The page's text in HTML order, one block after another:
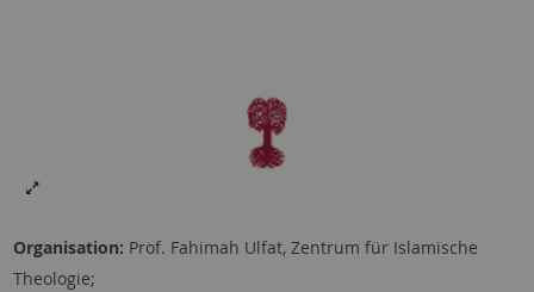
Organisation: Prof. Fahimah Ulfat, Zentrum für Islamische
Theologie;